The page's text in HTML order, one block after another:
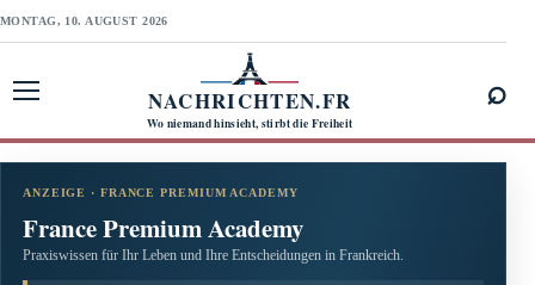
MONTAG, 10. AUGUST 2026
NACHRICHTEN.FR
Wo niemand hinsieht, stirbt die Freiheit
⌕
ANZEIGE · FRANCE PREMIUM ACADEMY
France Premium Academy
Praxiswissen für Ihr Leben und Ihre Entscheidungen in Frankreich.